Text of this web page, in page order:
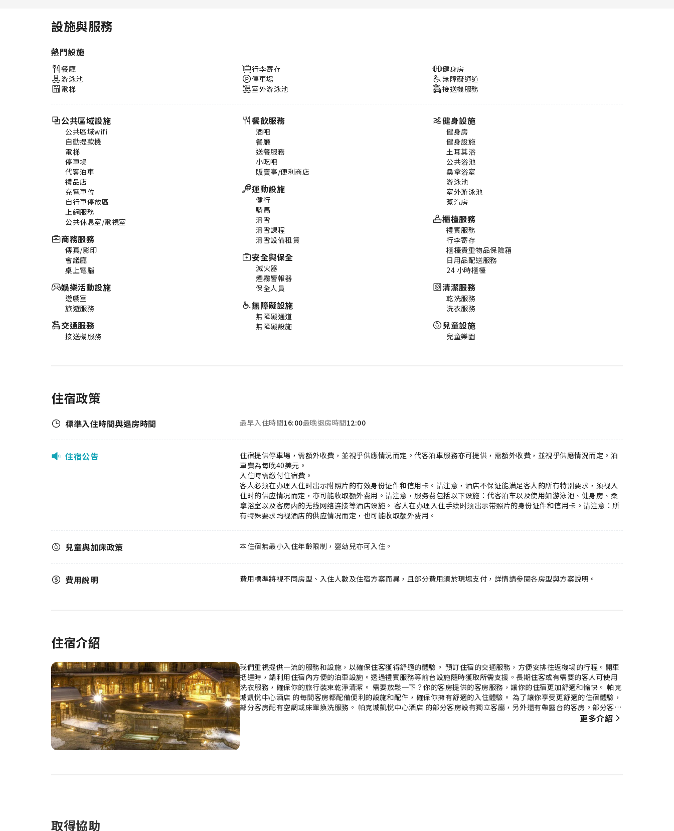
設施與服務
熱門設施
餐廳
游泳池
電梯
行李寄存
停車場
室外游泳池
健身房
無障礙通道
接送機服務
公共區域設施
公共區域wifi
自動提款機
電梯
停車場
代客泊車
禮品店
充電車位
自行車停放區
上網服務
公共休息室/電視室
商務服務
傳真/影印
會議廳
桌上電腦
娛樂活動設施
遊戲室
旅遊服務
交通服務
接送機服務
餐飲服務
酒吧
餐廳
送餐服務
小吃吧
販賣亭/便利商店
運動設施
健行
騎馬
滑雪
滑雪課程
滑雪設備租賃
安全與保全
滅火器
煙霧警報器
保全人員
無障礙設施
無障礙通道
無障礙設施
健身設施
健身房
健身設施
土耳其浴
公共浴池
桑拿浴室
游泳池
室外游泳池
蒸汽房
櫃檯服務
禮賓服務
行李寄存
櫃檯貴重物品保險箱
日用品配送服務
24 小時櫃檯
清潔服務
乾洗服務
洗衣服務
兒童設施
兒童樂園
住宿政策
標準入住時間與退房時間 最早入住時間16:00最晚退房時間12:00
住宿公告
住宿提供停車場，需額外收費，並視乎供應情況而定。代客泊車服務亦可提供，需額外收費，並視乎供應情況而定。泊
車費為每晚40美元。
入住時需繳付住宿費。
客人必须在办理入住时出示附照片的有效身份证件和信用卡。请注意，酒店不保证能满足客人的所有特别要求，须视入
住时的供应情况而定，亦可能收取额外费用。请注意，服务费包括以下设施：代客泊车以及使用如游泳池、健身房、桑
拿浴室以及客房内的无线网络连接等酒店设施。 客人在办理入住手续时须出示带照片的身份证件和信用卡。请注意：所
有特殊要求均视酒店的供应情况而定，也可能收取额外费用。
兒童與加床政策 本住宿無最小入住年齡限制，婴幼兒亦可入住。
費用說明 費用標準將視不同房型、入住人數及住宿方案而異，且部分費用須於現場支付，詳情請参閱各房型與方案說明。
住宿介紹
我們重視提供一流的服務和設施，以確保住客獲得舒適的體驗。 預訂住宿的交通服務，方便安排往返機場的行程。開車
抵達時，請利用住宿內方便的泊車設施。透過禮賓服務等前台設施隨時獲取所需支援。長期住客或有需要的客人可使用
洗衣服務，確保你的旅行裝束乾淨清潔。 需要放鬆一下？你的客房提供的客房服務，讓你的住宿更加舒適和愉快。 帕克
城凱悅中心酒店 的每間客房都配備便利的設施和配件，確保你擁有舒適的入住體驗。 為了讓你享受更舒適的住宿體驗，
部分客房配有空調或床單換洗服務。 帕克城凱悅中心酒店 的部分客房設有獨立客廳，另外還有帶露台的客房。部分客房
配備影音串流、每日報紙或電視，以滿足住客的娛樂需求。部分客房配備飲品沖泡用品，沖泡出一杯香醇咖啡或濃茶易
更多介紹
取得協助